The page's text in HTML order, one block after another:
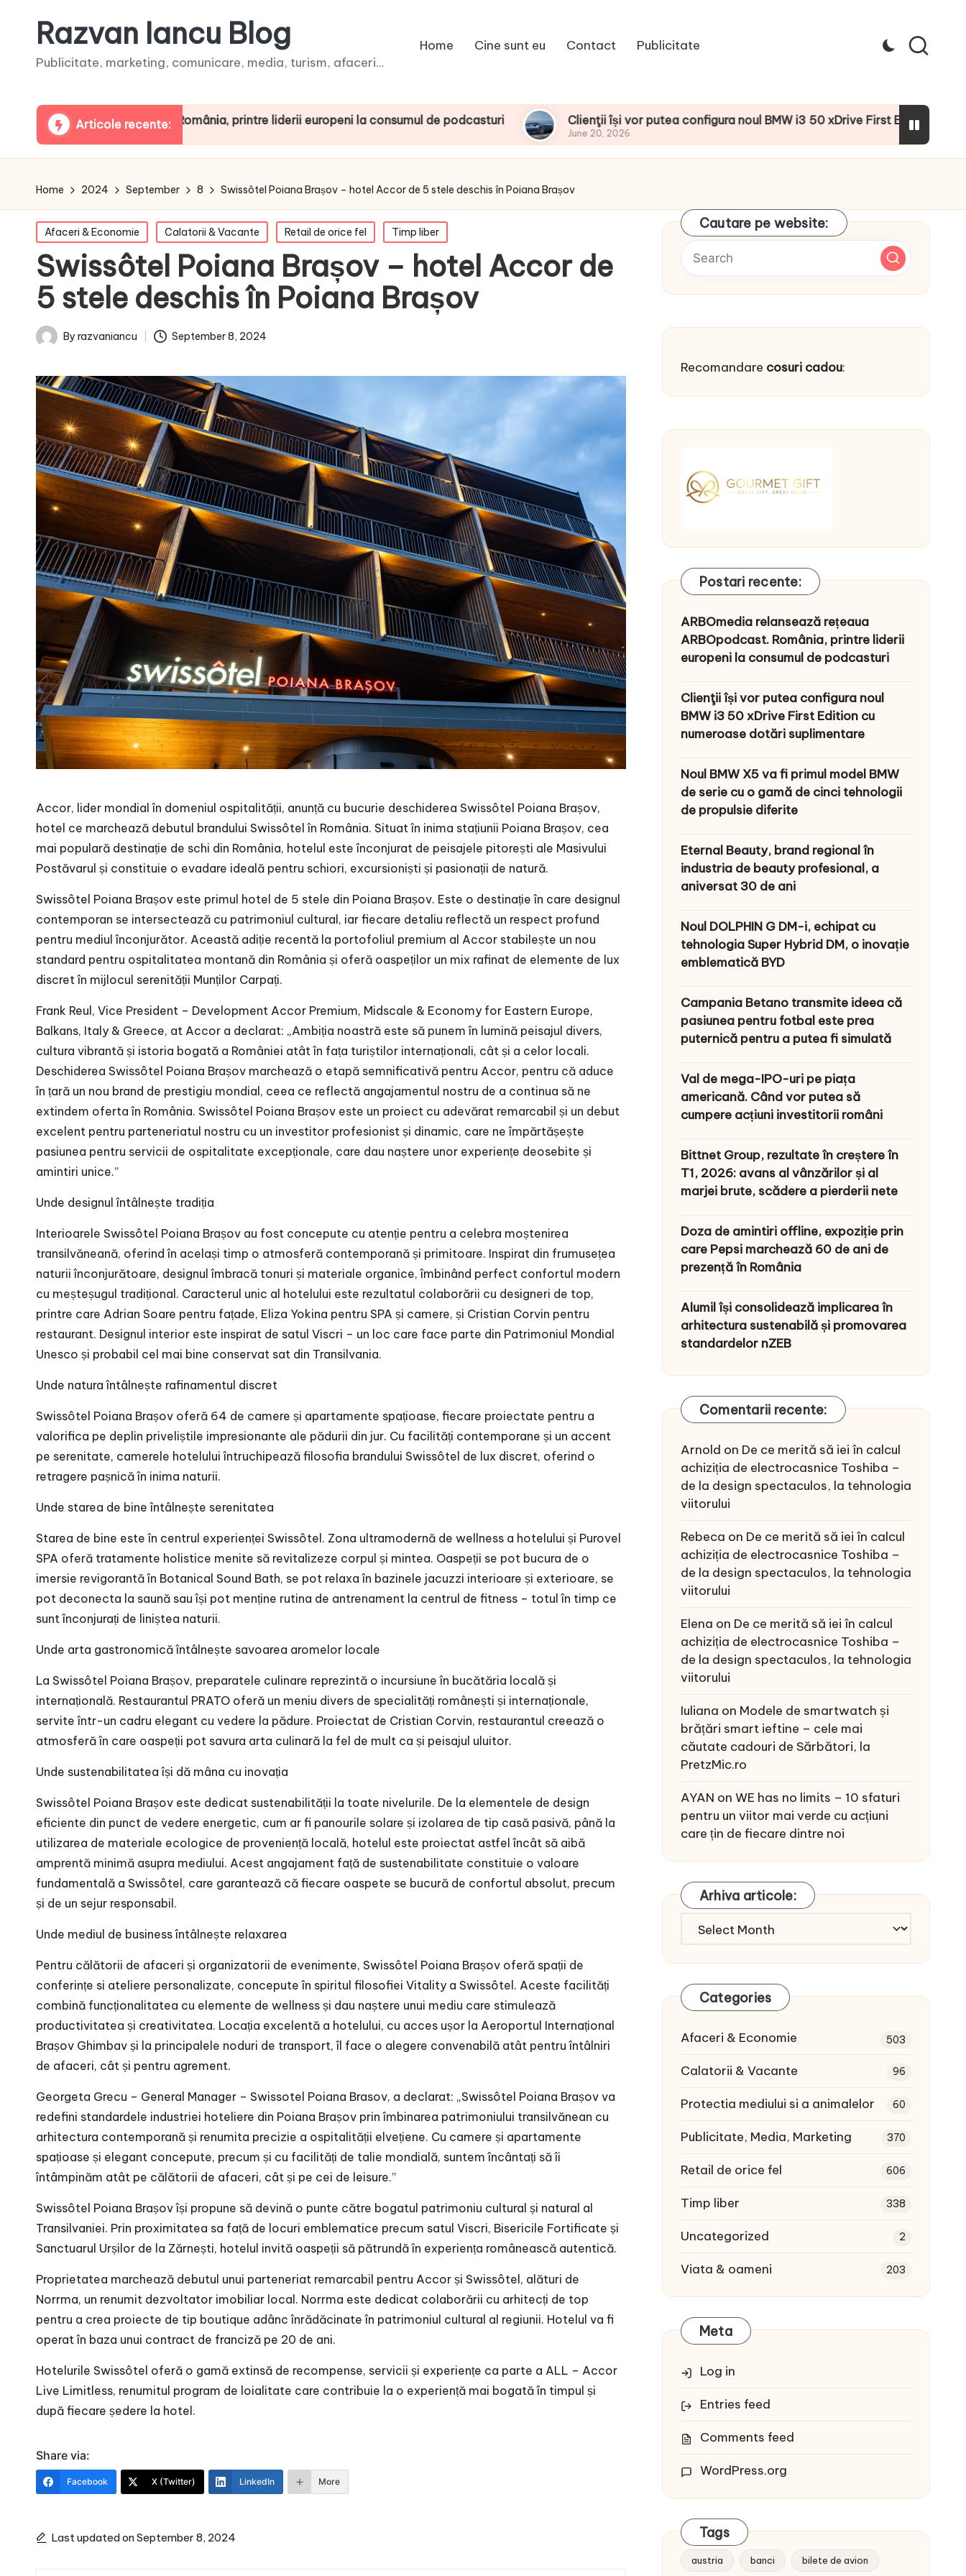
Razvan Iancu Blog
Publicitate, marketing, comunicare, media, turism, afaceri...
Home Cine sunt eu Contact Publicitate
Articole recente:
România, printre liderii europeni la consumul de podcasturi Clienţii își vor putea configura noul BMW i3 50 xDrive First Edition cu numeroase
June 20, 2026
Home 2024 September 8 Swissôtel Poiana Brașov – hotel Accor de 5 stele deschis în Poiana Brașov
Posted
in
Afaceri & Economie Calatorii & Vacante Retail de orice fel Timp liber
Swissôtel Poiana Brașov – hotel Accor de
5 stele deschis în Poiana Brașov
PostedBy razvaniancu September 8, 2024
Accor, lider mondial în domeniul ospitalității, anunță cu bucurie deschiderea Swissôtel Poiana Brașov,
hotel ce marchează debutul brandului Swissôtel în România. Situat în inima stațiunii Poiana Brașov, cea
mai populară destinație de schi din România, hotelul este înconjurat de peisajele pitorești ale Masivului
Postăvarul și constituie o evadare ideală pentru schiori, excursioniști și pasionații de natură.
Swissôtel Poiana Brașov este primul hotel de 5 stele din Poiana Brașov. Este o destinație în care designul
contemporan se intersectează cu patrimoniul cultural, iar fiecare detaliu reflectă un respect profund
pentru mediul înconjurător. Această adiție recentă la portofoliul premium al Accor stabilește un nou
standard pentru ospitalitatea montană din România și oferă oaspeților un mix rafinat de elemente de lux
discret în mijlocul serenității Munților Carpați.
Frank Reul, Vice President – Development Accor Premium, Midscale & Economy for Eastern Europe,
Balkans, Italy & Greece, at Accor a declarat: „Ambiția noastră este să punem în lumină peisajul divers,
cultura vibrantă și istoria bogată a României atât în fața turiștilor internaționali, cât și a celor locali.
Deschiderea Swissôtel Poiana Brașov marchează o etapă semnificativă pentru Accor, pentru că aduce
în țară un nou brand de prestigiu mondial, ceea ce reflectă angajamentul nostru de a continua să ne
extindem oferta în România. Swissôtel Poiana Brașov este un proiect cu adevărat remarcabil și un debut
excelent pentru parteneriatul nostru cu un investitor profesionist și dinamic, care ne împărtășește
pasiunea pentru servicii de ospitalitate excepționale, care dau naștere unor experiențe deosebite și
amintiri unice.”
Unde designul întâlnește tradiția
Interioarele Swissôtel Poiana Brașov au fost concepute cu atenție pentru a celebra moștenirea
transilvăneană, oferind în același timp o atmosferă contemporană și primitoare. Inspirat din frumusețea
naturii înconjurătoare, designul îmbracă tonuri și materiale organice, îmbinând perfect confortul modern
cu meșteșugul tradițional. Caracterul unic al hotelului este rezultatul colaborării cu designeri de top,
printre care Adrian Soare pentru fațade, Eliza Yokina pentru SPA și camere, și Cristian Corvin pentru
restaurant. Designul interior este inspirat de satul Viscri – un loc care face parte din Patrimoniul Mondial
Unesco și probabil cel mai bine conservat sat din Transilvania.
Unde natura întâlnește rafinamentul discret
Swissôtel Poiana Brașov oferă 64 de camere și apartamente spațioase, fiecare proiectate pentru a
valorifica pe deplin priveliștile impresionante ale pădurii din jur. Cu facilități contemporane și un accent
pe serenitate, camerele hotelului întruchipează filosofia brandului Swissôtel de lux discret, oferind o
retragere pașnică în inima naturii.
Unde starea de bine întâlnește serenitatea
Starea de bine este în centrul experienței Swissôtel. Zona ultramodernă de wellness a hotelului și Purovel
SPA oferă tratamente holistice menite să revitalizeze corpul și mintea. Oaspeții se pot bucura de o
imersie revigorantă în Botanical Sound Bath, se pot relaxa în bazinele jacuzzi interioare și exterioare, se
pot deconecta la saună sau își pot menține rutina de antrenament la centrul de fitness – totul în timp ce
sunt înconjurați de liniștea naturii.
Unde arta gastronomică întâlnește savoarea aromelor locale
La Swissôtel Poiana Brașov, preparatele culinare reprezintă o incursiune în bucătăria locală și
internațională. Restaurantul PRATO oferă un meniu divers de specialități românești și internaționale,
servite într-un cadru elegant cu vedere la pădure. Proiectat de Cristian Corvin, restaurantul creează o
atmosferă în care oaspeții pot savura arta culinară la fel de mult ca și peisajul uluitor.
Unde sustenabilitatea își dă mâna cu inovația
Swissôtel Poiana Brașov este dedicat sustenabilității la toate nivelurile. De la elementele de design
eficiente din punct de vedere energetic, cum ar fi panourile solare și izolarea de tip casă pasivă, până la
utilizarea de materiale ecologice de proveniență locală, hotelul este proiectat astfel încât să aibă
amprentă minimă asupra mediului. Acest angajament față de sustenabilitate constituie o valoare
fundamentală a Swissôtel, care garantează că fiecare oaspete se bucură de confortul absolut, precum
și de un sejur responsabil.
Unde mediul de business întâlnește relaxarea
Pentru călătorii de afaceri și organizatorii de evenimente, Swissôtel Poiana Brașov oferă spații de
conferințe si ateliere personalizate, concepute în spiritul filosofiei Vitality a Swissôtel. Aceste facilități
combină funcționalitatea cu elemente de wellness și dau naștere unui mediu care stimulează
productivitatea și creativitatea. Locația excelentă a hotelului, cu acces ușor la Aeroportul Internațional
Brașov Ghimbav și la principalele noduri de transport, îl face o alegere convenabilă atât pentru întâlniri
de afaceri, cât și pentru agrement.
Georgeta Grecu – General Manager – Swissotel Poiana Brasov, a declarat: „Swissôtel Poiana Brașov va
redefini standardele industriei hoteliere din Poiana Brașov prin îmbinarea patrimoniului transilvănean cu
arhitectura contemporană și renumita precizie a ospitalității elvețiene. Cu camere și apartamente
spațioase și elegant concepute, precum și cu facilități de talie mondială, suntem încântați să îi
întâmpinăm atât pe călătorii de afaceri, cât și pe cei de leisure.”
Swissôtel Poiana Brașov își propune să devină o punte către bogatul patrimoniu cultural și natural al
Transilvaniei. Prin proximitatea sa față de locuri emblematice precum satul Viscri, Bisericile Fortificate și
Sanctuarul Urșilor de la Zărnești, hotelul invită oaspeții să pătrundă în experiența românească autentică.
Proprietatea marchează debutul unui parteneriat remarcabil pentru Accor și Swissôtel, alături de
Norrma, un renumit dezvoltator imobiliar local. Norrma este dedicat colaborării cu arhitecți de top
pentru a crea proiecte de tip boutique adânc înrădăcinate în patrimoniul cultural al regiunii. Hotelul va fi
operat în baza unui contract de franciză pe 20 de ani.
Hotelurile Swissôtel oferă o gamă extinsă de recompense, servicii și experiențe ca parte a ALL – Accor
Live Limitless, renumitul program de loialitate care contribuie la o experiență mai bogată în timpul și
după fiecare ședere la hotel.
Share via:
Facebook X (Twitter) LinkedIn More
Last updated on September 8, 2024
Cautare pe website:
Recomandare cosuri cadou:
Postari recente:
ARBOmedia relansează rețeaua
ARBOpodcast. România, printre liderii
europeni la consumul de podcasturi
Clienţii își vor putea configura noul
BMW i3 50 xDrive First Edition cu
numeroase dotări suplimentare
Noul BMW X5 va fi primul model BMW
de serie cu o gamă de cinci tehnologii
de propulsie diferite
Eternal Beauty, brand regional în
industria de beauty profesional, a
aniversat 30 de ani
Noul DOLPHIN G DM-i, echipat cu
tehnologia Super Hybrid DM, o inovație
emblematică BYD
Campania Betano transmite ideea că
pasiunea pentru fotbal este prea
puternică pentru a putea fi simulată
Val de mega-IPO-uri pe piața
americană. Când vor putea să
cumpere acțiuni investitorii români
Bittnet Group, rezultate în creștere în
T1, 2026: avans al vânzărilor și al
marjei brute, scădere a pierderii nete
Doza de amintiri offline, expoziție prin
care Pepsi marchează 60 de ani de
prezență în România
Alumil își consolidează implicarea în
arhitectura sustenabilă și promovarea
standardelor nZEB
Comentarii recente:
Arnold on De ce merită să iei în calcul
achiziția de electrocasnice Toshiba –
de la design spectaculos, la tehnologia
viitorului
Rebeca on De ce merită să iei în calcul
achiziția de electrocasnice Toshiba –
de la design spectaculos, la tehnologia
viitorului
Elena on De ce merită să iei în calcul
achiziția de electrocasnice Toshiba –
de la design spectaculos, la tehnologia
viitorului
Iuliana on Modele de smartwatch și
brățări smart ieftine – cele mai
căutate cadouri de Sărbători, la
PretzMic.ro
AYAN on WE has no limits – 10 sfaturi
pentru un viitor mai verde cu acțiuni
care țin de fiecare dintre noi
Arhiva articole:
Arhiva
Categories
Afaceri & Economie 503
Calatorii & Vacante 96
Protectia mediului si a animalelor 60
Publicitate, Media, Marketing 370
Retail de orice fel 606
Timp liber 338
Uncategorized 2
Viata & oameni 203
Meta
Log in
Entries feed
Comments feed
WordPress.org
Tags
austria banci bilete de avion